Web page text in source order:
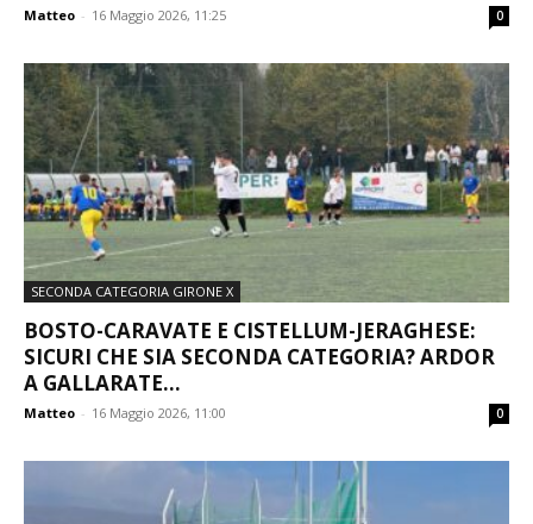
Matteo - 16 Maggio 2026, 11:25 0
SECONDA CATEGORIA GIRONE X
BOSTO-CARAVATE E CISTELLUM-JERAGHESE:
SICURI CHE SIA SECONDA CATEGORIA? ARDOR
A GALLARATE...
Matteo - 16 Maggio 2026, 11:00 0